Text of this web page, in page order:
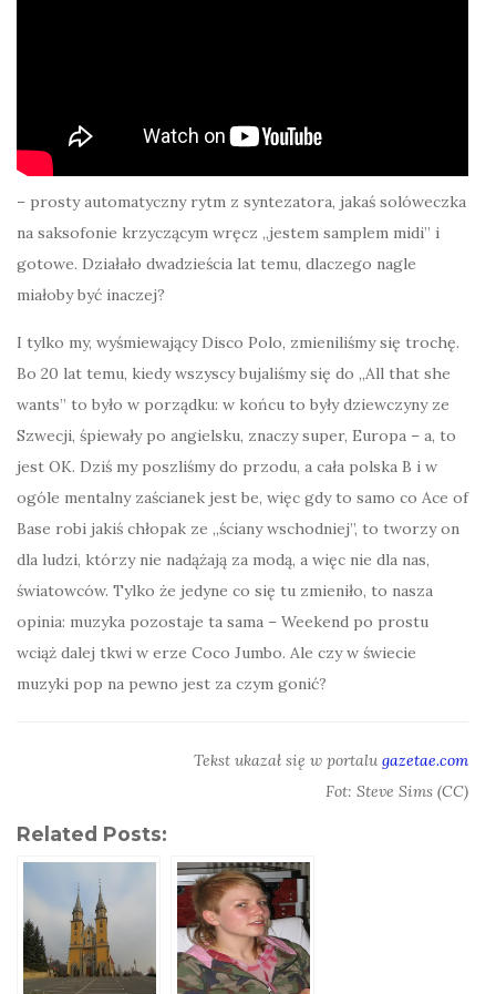
– prosty automatyczny rytm z syntezatora, jakaś solóweczka
na saksofonie krzyczącym wręcz „jestem samplem midi” i
gotowe. Działało dwadzieścia lat temu, dlaczego nagle
miałoby być inaczej?
I tylko my, wyśmiewający Disco Polo, zmieniliśmy się trochę.
Bo 20 lat temu, kiedy wszyscy bujaliśmy się do „All that she
wants” to było w porządku: w końcu to były dziewczyny ze
Szwecji, śpiewały po angielsku, znaczy super, Europa – a, to
jest OK. Dziś my poszliśmy do przodu, a cała polska B i w
ogóle mentalny zaścianek jest be, więc gdy to samo co Ace of
Base robi jakiś chłopak ze „ściany wschodniej”, to tworzy on
dla ludzi, którzy nie nadążają za modą, a więc nie dla nas,
światowców. Tylko że jedyne co się tu zmieniło, to nasza
opinia: muzyka pozostaje ta sama – Weekend po prostu
wciąż dalej tkwi w erze Coco Jumbo. Ale czy w świecie
muzyki pop na pewno jest za czym gonić?
Tekst ukazał się w portalu gazetae.com
Fot: Steve Sims (CC)
Related Posts: